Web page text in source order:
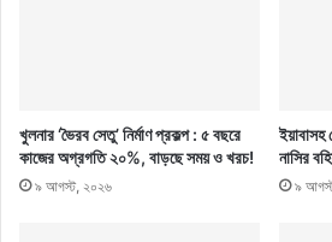
খুলনার ‘ভৈরব সেতু’ নির্মাণ প্রকল্প : ৫ বছরে
কাজের অগ্রগতি ২০%, বাড়ছে সময় ও খরচ!
৯ আগস্ট, ২০২৬
ইয়াবাসহ
নাসির
৯